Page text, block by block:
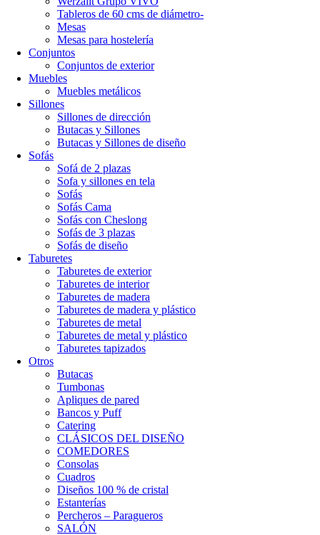
Tableros de 60 cms de diámetro-
Mesas
Mesas para hostelería
Conjuntos
Conjuntos de exterior
Muebles
Muebles metálicos
Sillones
Sillones de dirección
Butacas y Sillones
Butacas y Sillones de diseño
Sofás
Sofá de 2 plazas
Sofa y sillones en tela
Sofás
Sofás Cama
Sofás con Cheslong
Sofás de 3 plazas
Sofás de diseño
Taburetes
Taburetes de exterior
Taburetes de interior
Taburetes de madera
Taburetes de madera y plástico
Taburetes de metal
Taburetes de metal y plástico
Taburetes tapizados
Otros
Butacas
Tumbonas
Apliques de pared
Bancos y Puff
Catering
CLÁSICOS DEL DISEÑO
COMEDORES
Consolas
Cuadros
Diseños 100 % de cristal
Estanterías
Percheros – Paragueros
SALÓN